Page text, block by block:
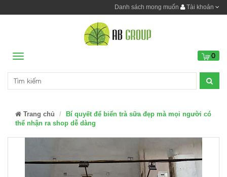
Danh sách mong muốn Tài khoản
Menu 0
Trang chủ
Bí quyết để biển trà sữa đẹp mà mọi người có
thể nhận ra shop dễ dàng